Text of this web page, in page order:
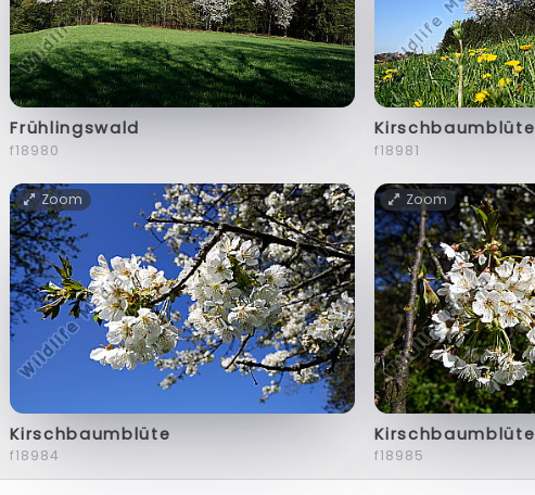
Frühlingswald
f18980
Kirschbaumblüte
f18981
Zoom
Kirschbaumblüte
f18984
Zoom
Kirschbaumblüte
f18985